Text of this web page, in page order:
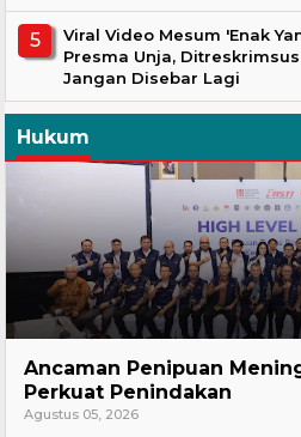
Viral Video Mesum 'Enak
Presma Unja,
Jangan Disebar Lagi
Hukum
Ancaman Penipuan
Perkuat Penindakan
Agustus 05, 2026